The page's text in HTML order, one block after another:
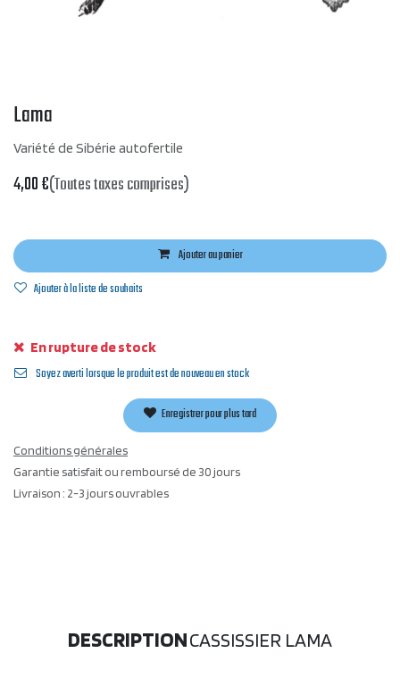
Lama
Variété de Sibérie autofertile
4,00€(Toutes taxes comprises)
Ajouter au panier
Ajouter à la liste de souhaits
En rupture de stock
Soyez averti lorsque le produit est de nouveau en stock
Enregistrer pour plus tard
Conditions générales
Garantie satisfait ou remboursé de 30 jours
Livraison : 2-3 jours ouvrables
DESCRIPTIONCASSISSIER LAMA